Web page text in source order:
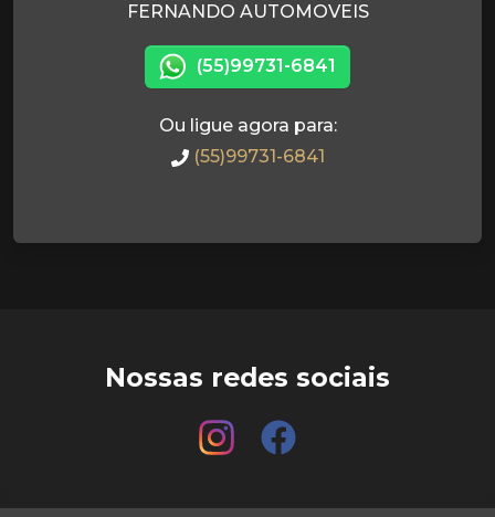
FERNANDO AUTOMOVEIS
(55)99731-6841
Ou ligue agora para:
(55)99731-6841
Nossas redes sociais